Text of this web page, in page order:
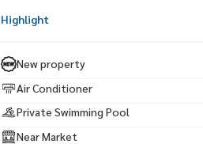
💦 สระว่ายน้ำส่วนตัว + Jacuzzi
🎁 Special Move-in Package ฟรี!
📺 ทีวี 80” (ห้องนั่งเล่น)
📺 ทีวี 65” ทุกห้องนอน
Highlight
New property
Air Conditioner
Private Swimming Pool
Near Market